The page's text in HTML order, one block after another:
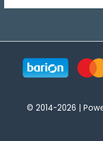
© 2014-2026 |